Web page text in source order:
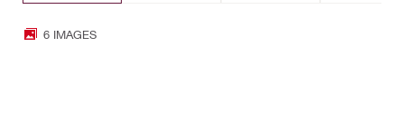
6 IMAGES